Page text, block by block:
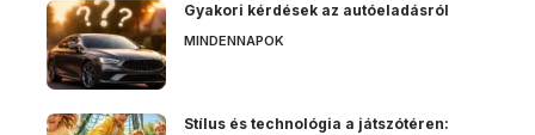
Gyakori kérdések az autóeladásról
MINDENNAPOK
Stílus és technológia a játszótéren: